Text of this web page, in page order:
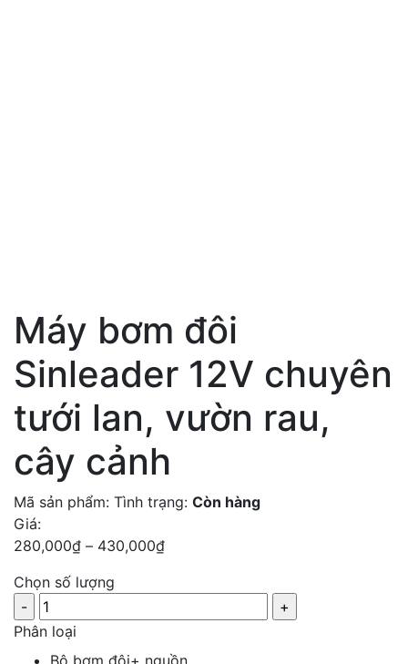
Máy bơm đôi
Sinleader 12V chuyên
tưới lan, vườn rau,
cây cảnh
Mã sản phẩm: Tình trạng: Còn hàng
Giá:
280,000₫ – 430,000₫
Chọn số lượng
Phân loại
Bộ bơm đôi+ nguồn